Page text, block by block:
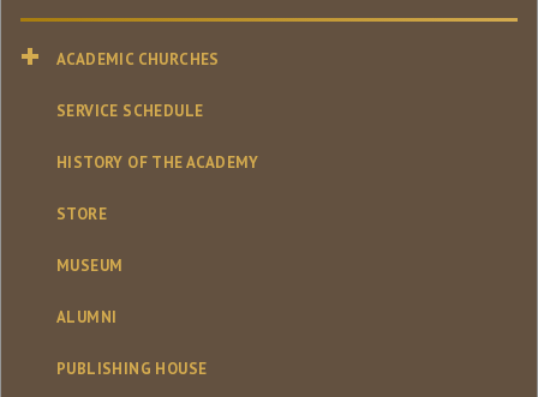
ACADEMIC CHURCHES
SERVICE SCHEDULE
HISTORY OF THE ACADEMY
STORE
MUSEUM
ALUMNI
PUBLISHING HOUSE